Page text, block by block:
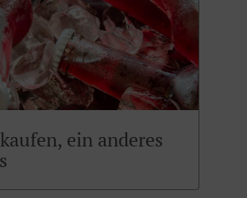
ein anderes